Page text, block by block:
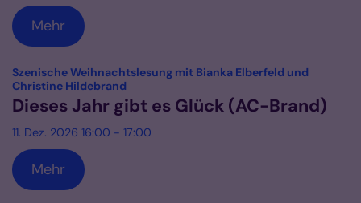
Mehr
Szenische Weihnachtslesung mit Bianka Elberfeld und
Christine Hildebrand
Dieses Jahr gibt es Glück (AC-Brand)
11. Dez. 2026 16:00 - 17:00
Mehr